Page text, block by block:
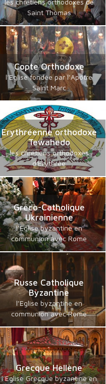
les chrétiens orthodoxes de
Saint Thomas
Copte Orthodoxe
l’Eglise fondée par l’Apôtre
Saint Marc
Erythréenne orthodoxe
Tewahedo
les chrétiens orthodoxes
d'Erythrée
Gréco-Catholique
Ukrainienne
l’Eglise byzantine en
communion avec Rome
Russe Catholique
Byzantine
l’Eglise byzantine en
communion avec Rome
Grecque Hellène
l’Eglise Grecque byzantine en